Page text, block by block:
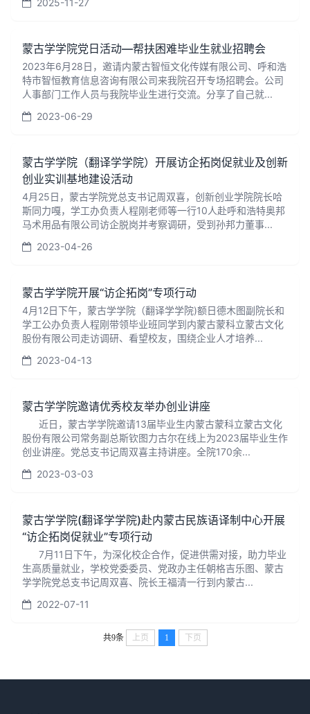
2025-11-27
蒙古学学院党日活动—帮扶困难毕业生就业招聘会
2023年6月28日，邀请内蒙古智恒文化传媒有限公司、呼和浩
特市智恒教育信息咨询有限公司来我院召开专场招聘会。公司
人事部门工作人员与我院毕业生进行交流。分享了自己就...
2023-06-29
蒙古学学院（翻译学学院）开展访企拓岗促就业及创新
创业实训基地建设活动
4月25日，蒙古学院党总支书记周双喜，创新创业学院院长哈
斯同力嘎，学工办负责人程刚老师等一行10人赴呼和浩特奥邦
马术用品有限公司访企脱岗并考察调研，受到孙邦力董事...
2023-04-26
蒙古学学院开展“访企拓岗”专项行动
4月12日下午，蒙古学学院（翻译学学院)额日德木图副院长和
学工公办负责人程刚带领毕业班同学到内蒙古蒙科立蒙古文化
股份有限公司走访调研、看望校友，围绕企业人才培养...
2023-04-13
蒙古学学院邀请优秀校友举办创业讲座
​近日，蒙古学学院邀请13届毕业生内蒙古蒙科立蒙古文化
股份有限公司常务副总斯钦图力古尔在线上为2023届毕业生作
创业讲座。党总支书记周双喜主持讲座。全院170余...
2023-03-03
蒙古学学院(翻译学学院)赴内蒙古民族语译制中心开展
“访企拓岗促就业”专项行动
7月11日下午，为深化校企合作，促进供需对接，助力毕业
生高质量就业，学校党委委员、党政办主任朝格吉乐图、蒙古
学学院党总支书记周双喜、院长王福清一行到内蒙古...
2022-07-11
共9条 上页 1 下页